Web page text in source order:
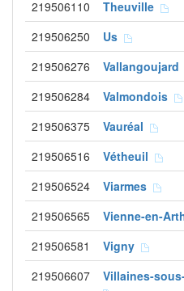
219506110 Theuville
219506250 Us
219506276 Vallangoujard
219506284 Valmondois
219506375 Vauréal
219506516 Vétheuil
219506524 Viarmes
219506565 Vienne-en-
219506581 Vigny
219506607 Villaines-